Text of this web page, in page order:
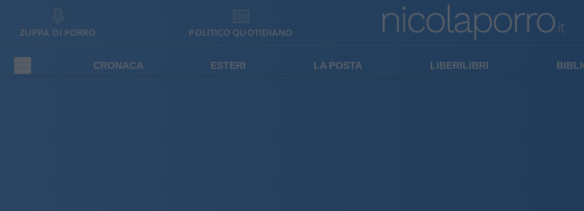
ZUPPA DI PORRO POLITICO QUOTIDIANO
CRONACA ESTERI LA POSTA LIBERILIBRI